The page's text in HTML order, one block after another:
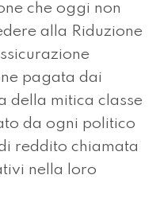
che oggi non
alla Riduzione
pagata dai
della mitica classe
da ogni politico
reddito chiamata
nella loro